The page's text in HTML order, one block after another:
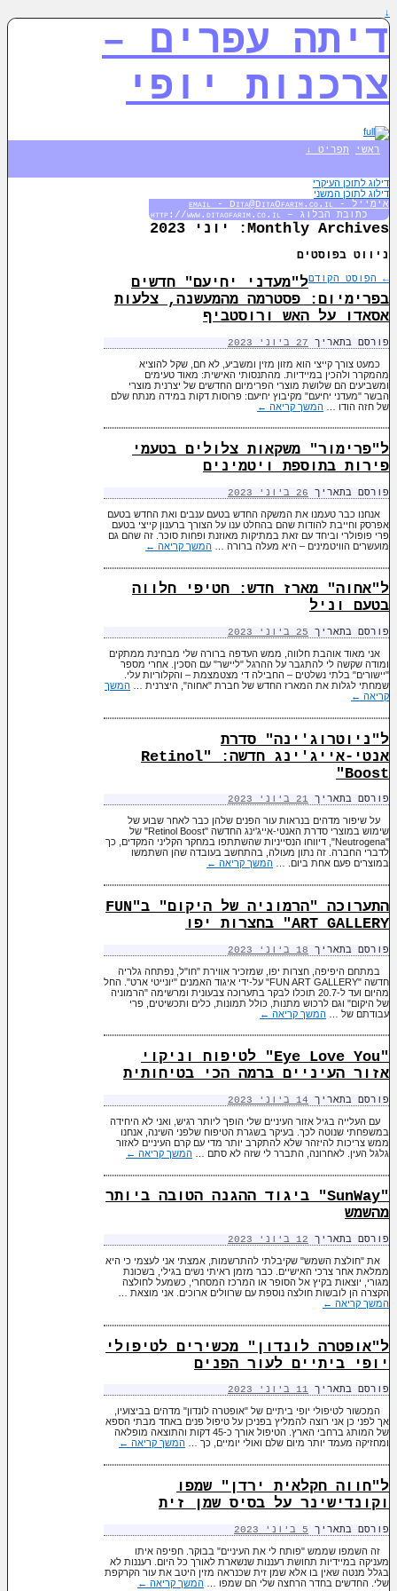
↓
דיתה עפרים –
צרכנות יופי
ראשי תפריט ↓
דילוג לתוכן העיקרי
דילוג לתוכן המשני
אימייל - email - Dita@DitaOfarim.co.il
כתובת הבלוג – http://www.ditaofarim.co.il
Monthly Archives: יוני 2023
ניווט בפוסטים
← הפוסט הקודםל"מעדני יחיעם" חדשים
בפרימיום: פסטרמה מהמעשנה, צלעות
אסאדו על האש ורוסטביף
פורסם בתאריך 27 ביוני 2023
כמעט צורך קייצי הוא מזון מזין ומשביע, לא חם, שקל להוציא
מהמקרר ולהכין במיידיות. מהתנסותי האישית: מאוד טעימים
ומשביעים הם שלושת מוצרי הפרימיום החדשים של יצרנית מוצרי
הבשר "מעדני יחיעם" מקיבוץ יחיעם: פרוסות דקות במידה מנתח שלם
של חזה הודו … המשך קריאה ←
ל"פרימור" משקאות צלולים בטעמי
פירות בתוספת ויטמינים
פורסם בתאריך 26 ביוני 2023
אנחנו כבר טעמנו את המשקה החדש בטעם ענבים ואת החדש בטעם
אפרסק וחייבת להודות שהם בהחלט ענו על הצורך ברענון קייצי בטעם
פרי פופולרי וביחד עם זאת במתיקות מאוזנת ופחות סוכר. זה שהם גם
מועשרים הוויטמינים – היא מעלה ברורה … המשך קריאה ←
ל"אחוה" מארז חדש: חטיפי חלווה
בטעם וניל
פורסם בתאריך 25 ביוני 2023
אני מאוד אוהבת חלווה, ממש העדפה ברורה שלי מבחינת ממתקים
ומודה שקשה לי להתגבר על ההרגל "ליישר" עם הסכין. אחרי מספר
"יישורים" בלתי נשלטים – החבילה די מצטמצמת – והקלוריות עלי.
שמחתי לגלות את המארז החדש של חברת "אחוה", היצרנית … המשך
קריאה ←
ל"ניוטרוג'ינה" סדרת
אנטי-אייג'ינג חדשה: "Retinol
Boost"
פורסם בתאריך 21 ביוני 2023
על שיפור מדהים בנראות עור הפנים שלהן כבר לאחר שבוע של
שימוש במוצרי סדרת האנטי-אייג'ינג החדשה "Retinol Boost" של
"Neutrogena", דיווחו הנסייניות שהשתתפו במחקר הקליני המקדים, כך
לדברי החברה. זה נתון מעולה, בהתחשב בעובדה שהן השתמשו
במוצרים פעם אחת ביום. … המשך קריאה ←
התערוכה "הרמוניה של היקום" ב"FUN
ART GALLERY" בחצרות יפו
פורסם בתאריך 18 ביוני 2023
במתחם היפיפה, חצרות יפו, שמזכיר אווירת "חו"ל, נפתחה גלריה
חדשה "FUN ART GALLERY" על-ידי איגוד האמנים "יונייטי ארט". החל
מהיום ועד ל-20.7 תוכלו לבקר בתערוכה צבעונית ומרשימה "הרמוניה
של היקום" וגם לרכוש מתנות, כולל תמונות, כלים ותכשיטים, פרי
עבודתם של … המשך קריאה ←
"Eye Love You" לטיפוח וניקוי
אזור העיניים ברמה הכי בטיחותית
פורסם בתאריך 14 ביוני 2023
עם העלייה בגיל אזור העיניים שלי הופך ליותר רגיש, ואני לא היחידה
במשפחתי שנוטה לכך. בעיקר בשגרת הטיפוח שלפני השינה, אנחנו
ממש צריכות להיזהר שלא להתקרב יותר מדי עם קרם העיניים לאזור
גלגל העין. לאחרונה, התברר לי שזה לא סתם … המשך קריאה ←
"SunWay" ביגוד ההגנה הטובה ביותר
מהשמש
פורסם בתאריך 12 ביוני 2023
את "חולצת השמש" שקיבלתי להתרשמות, אמצתי אני לעצמי כי היא
ממלאת אחר צרכי האישיים. כבר מזמן ראיתי נשים בגילי, בשכונת
מגורי, יוצאות בקיץ אל הסופר או המרכז המסחרי, כשמעל לחולצה
הקצרה הן לובשות חולצה נוספת עם שרוולים ארוכים. אני מוצאת …
המשך קריאה ←
ל"אופטרה לונדון" מכשירים לטיפולי
יופי ביתיים לעור הפנים
פורסם בתאריך 11 ביוני 2023
המכשור לטיפולי יופי ביתיים של "אופטרה לונדון" מדהים בביצועיו,
אך לפני כן אני רוצה להמליץ בפניכן על טיפול פנים באחד מבתי הספא
של המותג ברחבי הארץ. הטיפול אורך כ-45 דקות והתוצאה מופלאה
ומחזיקה מעמד יותר מיום שלם ואולי יומיים, כך … המשך קריאה ←
ל"חווה חקלאית ירדן" שמפו
וקונדישינר על בסיס שמן זית
פורסם בתאריך 5 ביוני 2023
זה השמפו שממש "פותח לי את העיניים" בבוקר. חפיפה איתו
מעניקה במיידיות תחושת רעננות שנשארת לאורך כל היום. רעננות לא
בגלל מנטה שאין בו אלא שמן זית שכנראה מזין היטב את עור הקרקפת
שלי. החדשים בחדר הרחצה שלי הם שמפו … המשך קריאה ←